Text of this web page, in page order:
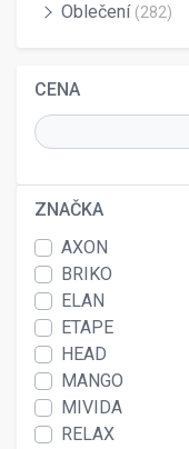
Oblečení (282)
CENA
ZNAČKA
AXON
BRIKO
ELAN
ETAPE
HEAD
MANGO
MIVIDA
RELAX